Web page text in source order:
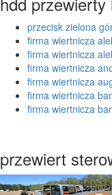
przecisk zielona
firma wiertnicza
firma wiertnicza
firma wiertnicza
firma wiertnicza
firma wiertnicza
firma wiertnicza
przewiert